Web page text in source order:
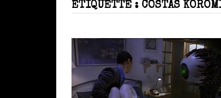
ÉTIQUETTE : COSTAS